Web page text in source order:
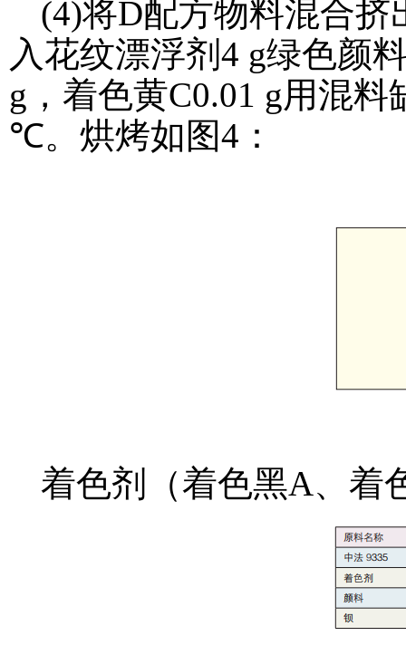
(4)将D配方物料混合挤
入花纹漂浮剂4 g绿色颜
g，着色黄C0.01 g用混
℃。烘烤如图4：
着色剂（着色黑A、着